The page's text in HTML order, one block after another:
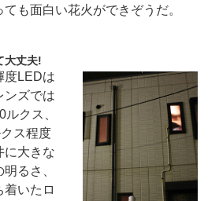
も面白い花火ができぞうだ。
大丈夫!
LEDは
ンズでは
クス、
ス程度
に大きな
るさ、
いたロ